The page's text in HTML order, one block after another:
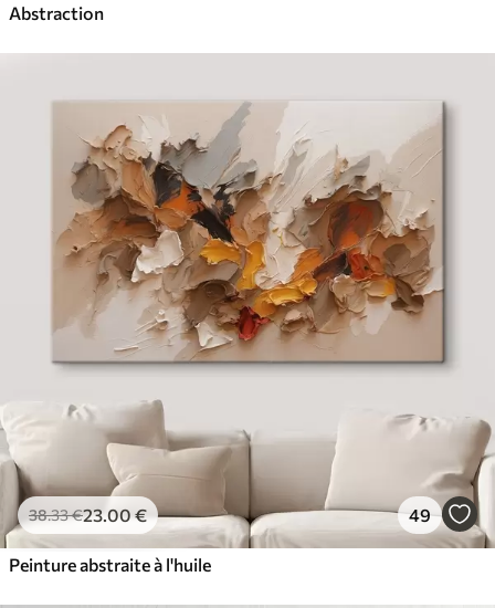
Abstraction
38.33€23.00€ 49
Peinture abstraite à l'huile